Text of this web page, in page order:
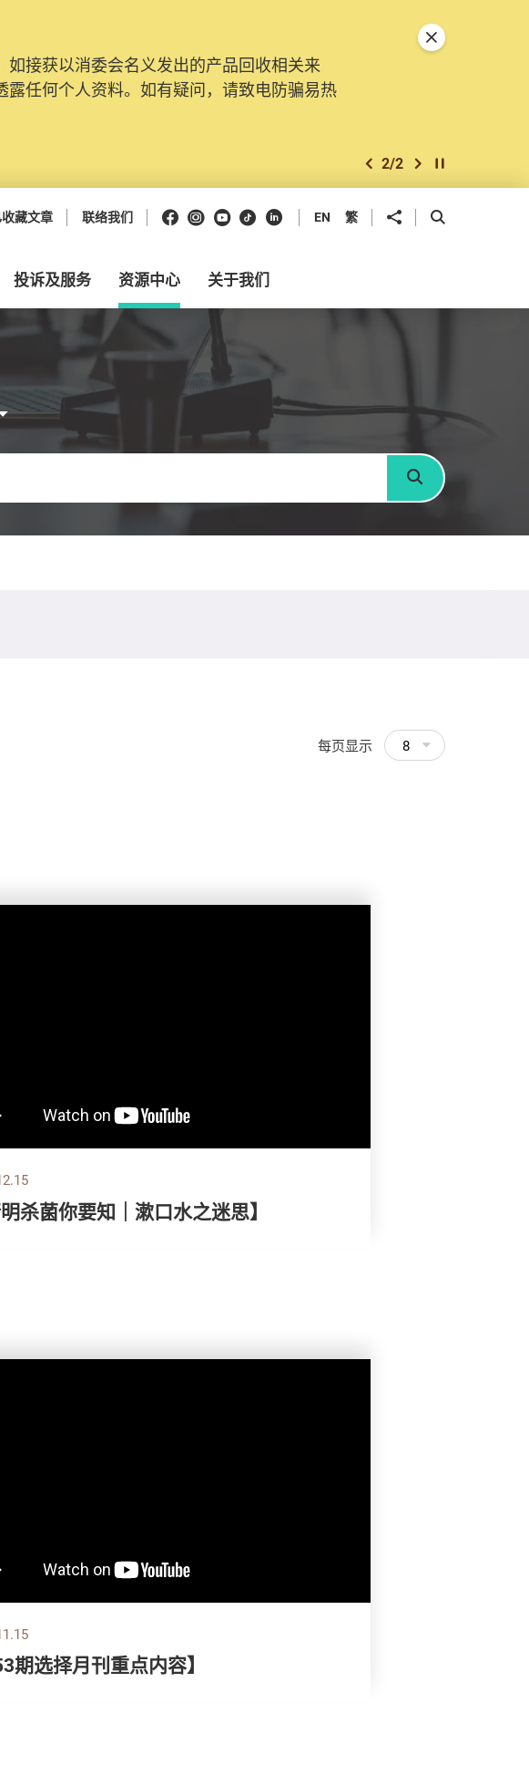
接获以消委会名义发出的产品回收相关来
任何个人资料。如有疑问，请致电防骗易热
级及推出新功能。由2025年11月10日起，
户，才可提交投诉、查询及建议。所有提交
上一个
2/2 下一个开始/暂停幻灯
关闭特別通告
藏文章 联络我们 Facebook
Instagram
Youtube
抖音领英 EN 繁 分享到 开启搜寻框
投诉及服务 资源中心 关于我们
搜寻
每页显示 8
明杀菌你要知｜漱口水之迷思】
期选择月刊重点内容】